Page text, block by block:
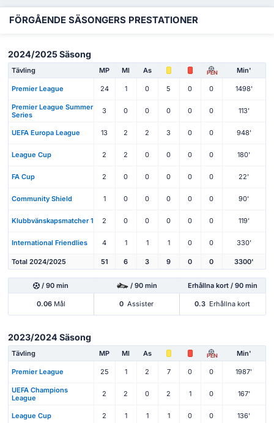
FÖRGÅENDE SÄSONGERS PRESTATIONER
2024/2025 Säsong
Tävling MP Ml As PEN Min'
Premier League 24 1 0 5 0 0 1498'
Premier League Summer
Series
3 0 0 0 0 0 113'
UEFA Europa League 13 2 2 3 0 0 948'
League Cup 2 2 0 0 0 0 180'
FA Cup 2 0 0 0 0 0 22'
Community Shield 1 0 0 0 0 0 90'
Klubbvänskapsmatcher 1 2 0 0 0 0 0 119'
International Friendlies 4 1 1 1 0 0 330'
Total 2024/2025 51 6 3 9 0 0 3300'
/ 90 min / 90 min Erhållna kort / 90 min
0.06Mål 0 Assister 0.3 Erhållna kort
2023/2024 Säsong
Tävling MP Ml As PEN Min'
Premier League 25 1 2 7 0 0 1987'
UEFA Champions
League
2 2 0 2 1 0 167'
League Cup 2 1 1 1 0 0 136'